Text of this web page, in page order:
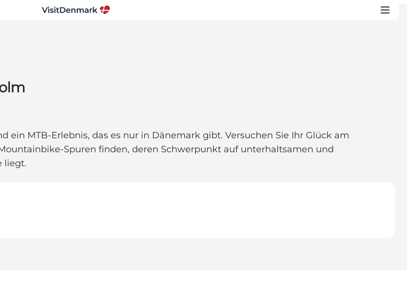
MTB-Erlebnis, das es nur in Dänemark gibt. Versuchen Sie Ihr Glück am
Spuren finden, deren Schwerpunkt auf unterhaltsamen und
liegt.